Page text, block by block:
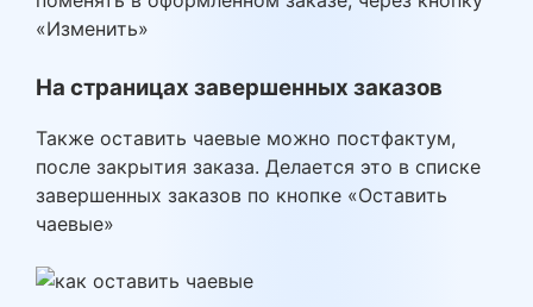
«Изменить»
На страницах завершенных заказов
Также оставить чаевые можно постфактум,
после закрытия заказа. Делается это в списке
завершенных заказов по кнопке «Оставить
чаевые»